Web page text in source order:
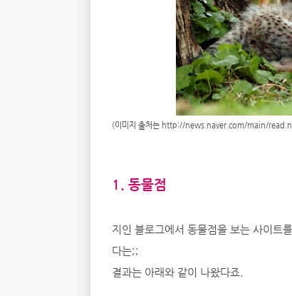
(이미지 출처는 http://news.naver.com/main/
1. 동물점
지인 블로그에서 동물점을 보는 사이트
다는;;
결과는 아래와 같이 나왔다죠.